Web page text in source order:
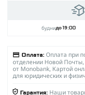
буднидо 19:00
Оплата: Оплата при
отделении Новой
от Monobank, Картой
для юридических и
Гарантия: Наши